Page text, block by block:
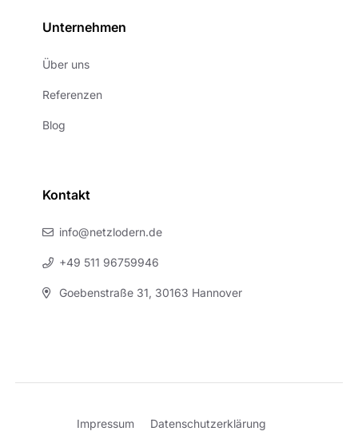
Unternehmen
Über uns
Referenzen
Blog
Kontakt
info@netzlodern.de
+49 511 96759946
Goebenstraße 31, 30163 Hannover
Impressum Datenschutzerklärung